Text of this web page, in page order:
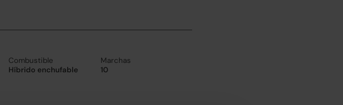
Combustible
Híbrido enchufable
Marchas
10